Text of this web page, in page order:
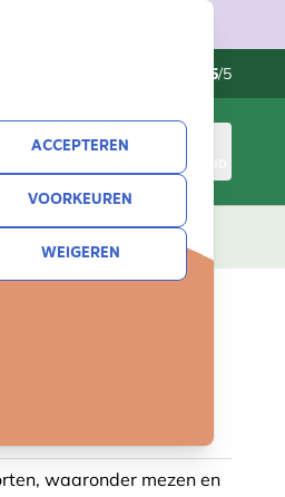
ACCEPTEREN
VOORKEUREN
WEIGEREN
4.5/5
WINKELMAND
NIEUW SALE
waaronder mezen en